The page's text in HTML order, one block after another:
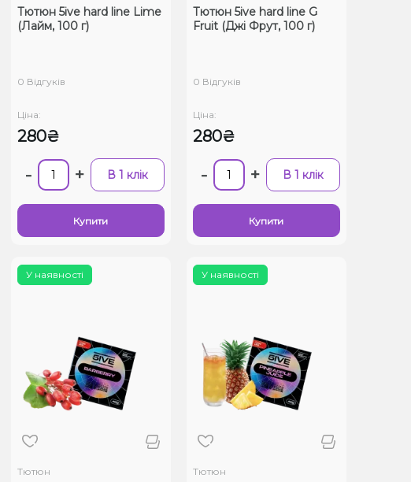
Тютюн 5ive hard line Lime
(Лайм, 100 г)
0 Відгуків
Ціна:
280₴
- + В 1 клік
Купити
Тютюн 5ive hard line G
Fruit (Джі Фрут, 100 г)
0 Відгуків
Ціна:
280₴
- + В 1 клік
Купити
У наявності
Тютюн
У наявності
Тютюн